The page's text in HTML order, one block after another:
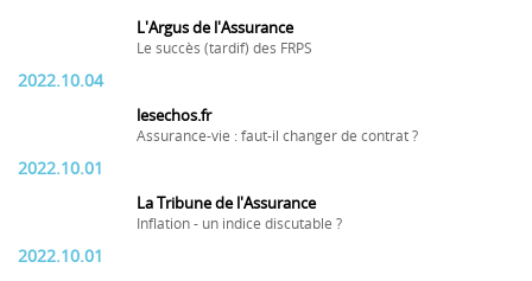
L'Argus de l'Assurance
Le succès (tardif) des FRPS
2022.10.04
lesechos.fr
Assurance-vie : faut-il changer de contrat ?
2022.10.01
La Tribune de l'Assurance
Inflation - un indice discutable ?
2022.10.01